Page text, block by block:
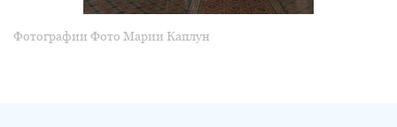
Фотографии Фото Марии Каплун